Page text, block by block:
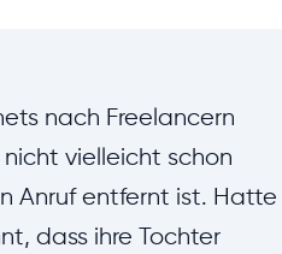
nach Freelancern
vielleicht schon
Anruf entfernt ist. Hatte
dass ihre Tochter